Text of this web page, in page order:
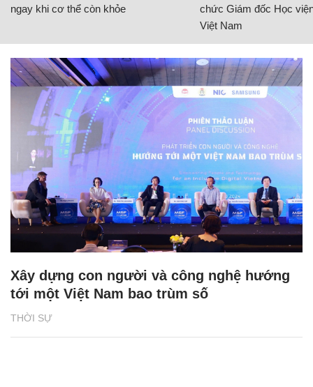
ngay khi cơ thể còn khỏe
chức Giám đốc Học
Việt Nam
THỜI SỰ
Xây dựng con người và công nghệ hướng
tới một Việt Nam bao trùm số